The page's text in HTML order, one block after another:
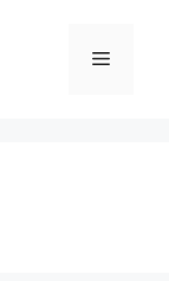
메